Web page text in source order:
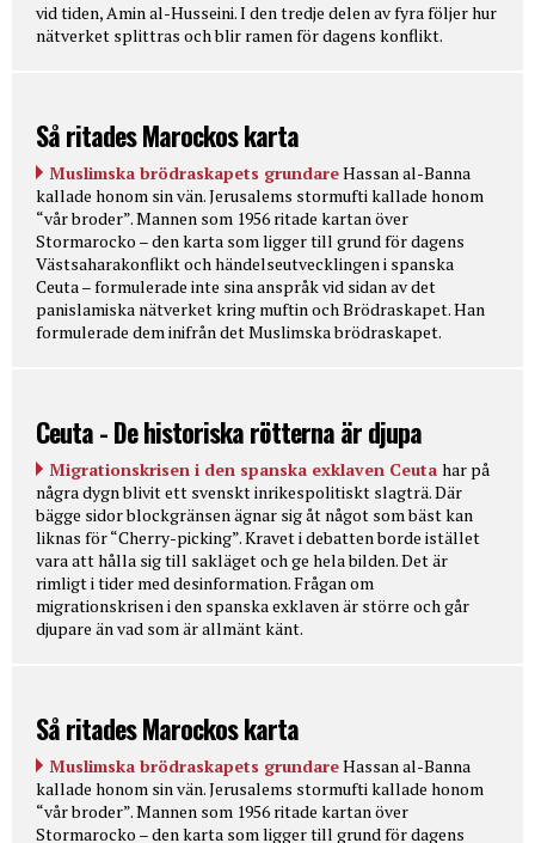
vid tiden, Amin al-Husseini. I den tredje delen av fyra följer hur
nätverket splittras och blir ramen för dagens konflikt.
Så ritades Marockos karta
Muslimska brödraskapets grundareHassan al-Banna
kallade honom sin vän. Jerusalems stormufti kallade honom
“vår broder”. Mannen som 1956 ritade kartan över
Stormarocko – den karta som ligger till grund för dagens
Västsaharakonflikt och händelseutvecklingen i spanska
Ceuta – formulerade inte sina anspråk vid sidan av det
panislamiska nätverket kring muftin och Brödraskapet. Han
formulerade dem inifrån det Muslimska brödraskapet.
Ceuta - De historiska rötterna är djupa
Migrationskrisen i den spanska exklaven Ceuta har på
några dygn blivit ett svenskt inrikespolitiskt slagträ. Där
bägge sidor blockgränsen ägnar sig åt något som bäst kan
liknas för “Cherry-picking”. Kravet i debatten borde istället
vara att hålla sig till sakläget och ge hela bilden. Det är
rimligt i tider med desinformation. Frågan om
migrationskrisen i den spanska exklaven är större och går
djupare än vad som är allmänt känt.
Så ritades Marockos karta
Muslimska brödraskapets grundareHassan al-Banna
kallade honom sin vän. Jerusalems stormufti kallade honom
“vår broder”. Mannen som 1956 ritade kartan över
Stormarocko – den karta som ligger till grund för dagens